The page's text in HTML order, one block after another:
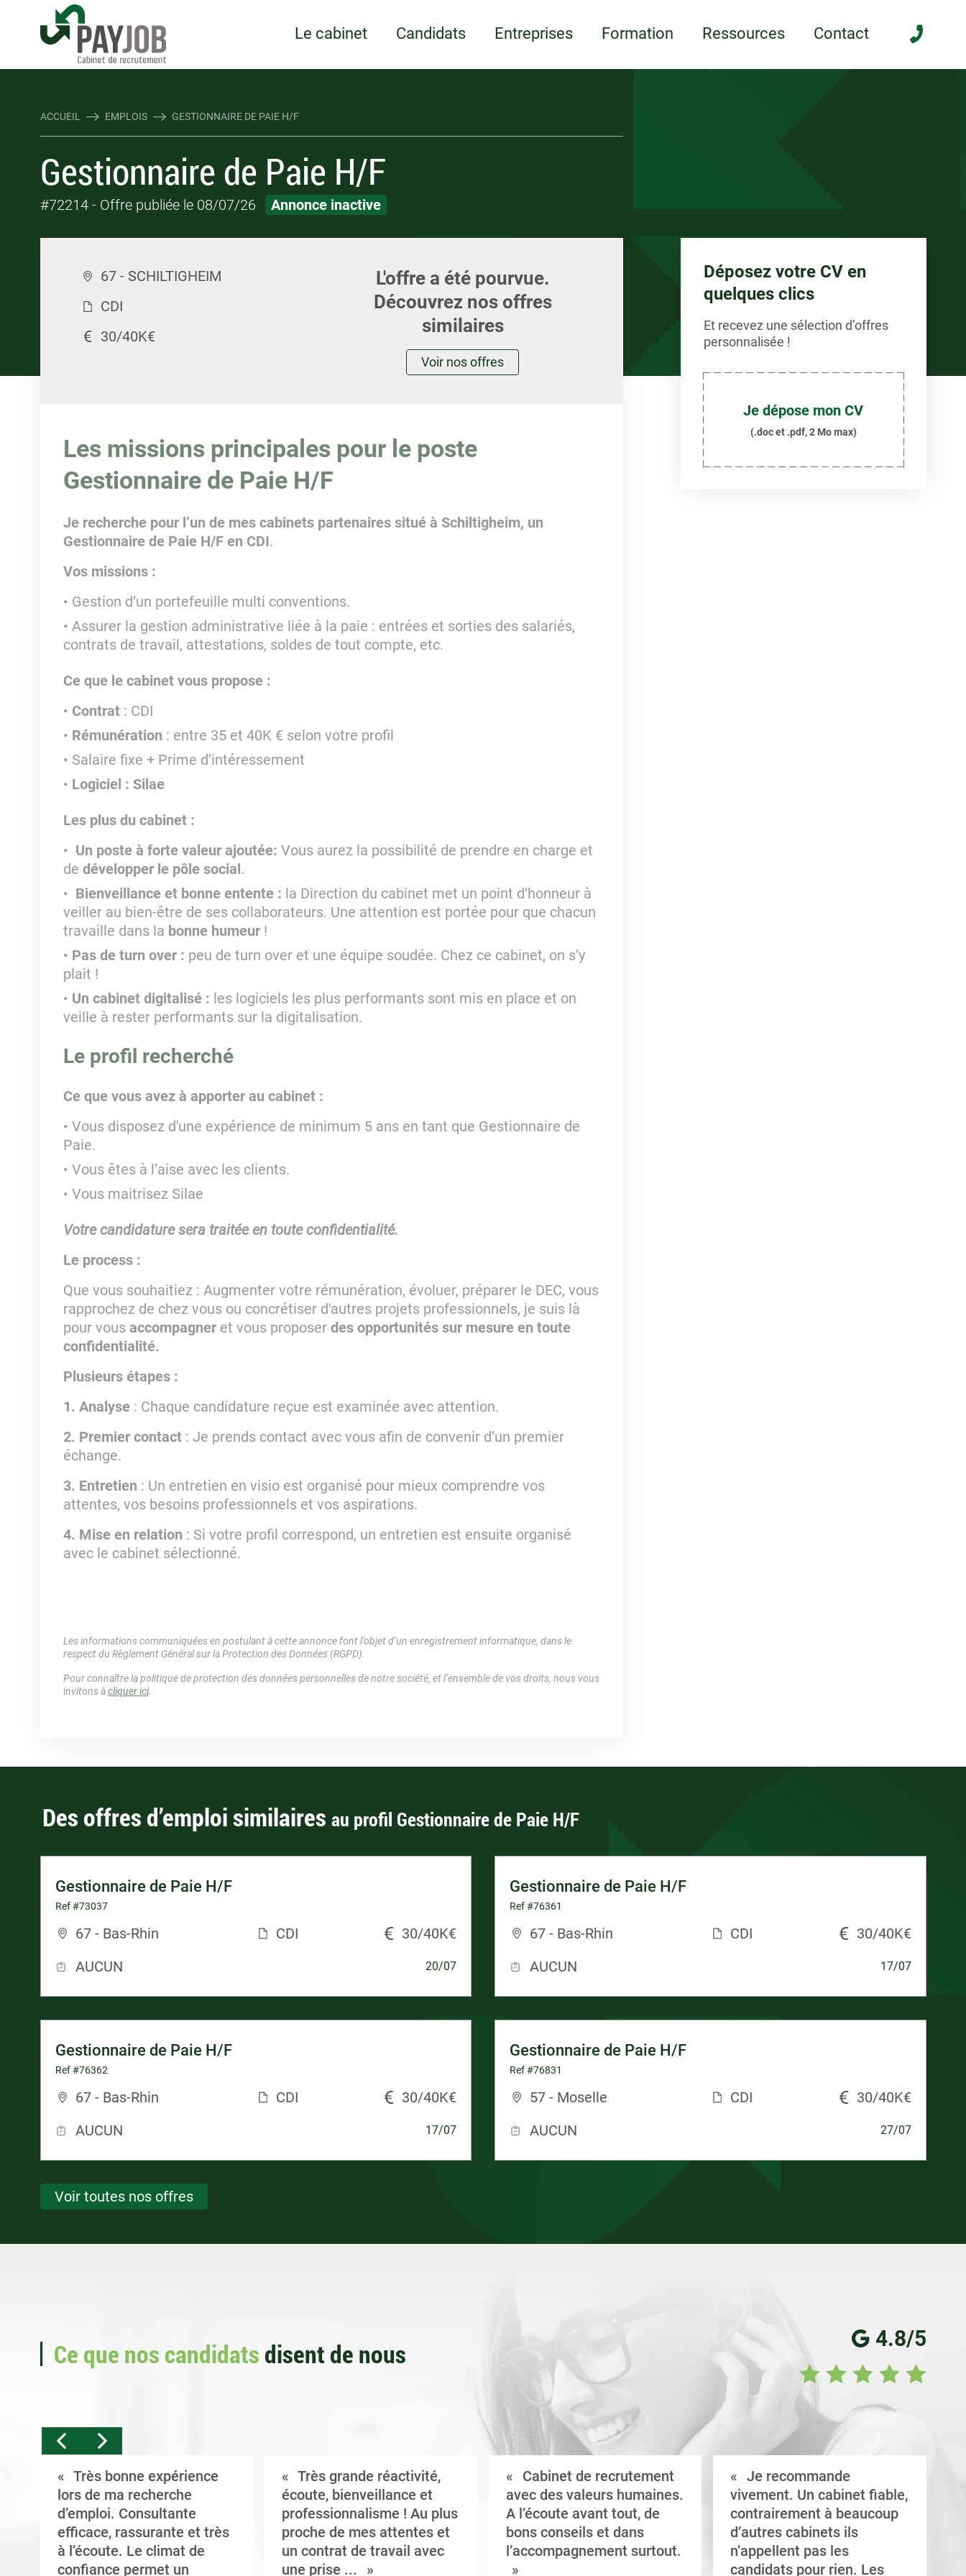
Le cabinet Candidats Entreprises Formation Ressources Contact
ACCUEIL EMPLOIS GESTIONNAIRE DE PAIE H/F
Gestionnaire de Paie H/F
#72214 - Offre publiée le 08/07/26 Annonce inactive
67 - SCHILTIGHEIM
CDI
30/40K€
L'offre a été pourvue.
Découvrez nos offres
similaires
Voir nos offres
Les missions principales pour le poste
Gestionnaire de Paie H/F
Je recherche pour l’un de mes cabinets partenaires situé à Schiltigheim, un
Gestionnaire de Paie H/F en CDI.
Vos missions :
Gestion d’un portefeuille multi conventions.
Assurer la gestion administrative liée à la paie : entrées et sorties des salariés,
contrats de travail, attestations, soldes de tout compte, etc.
Ce que le cabinet vous propose :
Contrat: CDI
Rémunération : entre 35 et 40K € selon votre profil
Salaire fixe + Prime d’intéressement
Logiciel : Silae
Les plus du cabinet :
Un poste à forte valeur ajoutée: Vous aurez la possibilité de prendre en charge et
de développer le pôle social.
Bienveillance et bonne entente : la Direction du cabinet met un point d’honneur à
veiller au bien-être de ses collaborateurs. Une attention est portée pour que chacun
travaille dans la bonne humeur!
Pas de turn over : peu de turn over et une équipe soudée. Chez ce cabinet, on s’y
plait !
Un cabinet digitalisé : les logiciels les plus performants sont mis en place et on
veille à rester performants sur la digitalisation.
Le profil recherché
Ce que vous avez à apporter au cabinet :
Vous disposez d'une expérience de minimum 5 ans en tant que Gestionnaire de
Paie.
Vous êtes à l’aise avec les clients.
Vous maitrisez Silae
Votre candidature sera traitée en toute confidentialité.
Le process :
Que vous souhaitiez : Augmenter votre rémunération, évoluer, préparer le DEC, vous
rapprochez de chez vous ou concrétiser d'autres projets professionnels, je suis là
pour vous accompagneret vous proposer des opportunités sur mesure en toute
confidentialité.
Plusieurs étapes :
1. Analyse : Chaque candidature reçue est examinée avec attention.
2. Premier contact: Je prends contact avec vous afin de convenir d’un premier
échange.
3. Entretien : Un entretien en visio est organisé pour mieux comprendre vos
attentes, vos besoins professionnels et vos aspirations.
4. Mise en relation : Si votre profil correspond, un entretien est ensuite organisé
avec le cabinet sélectionné.
Les informations communiquées en postulant à cette annonce font l’objet d’un enregistrement informatique, dans le
respect du Règlement Général sur la Protection des Données (RGPD).
Pour connaître la politique de protection des données personnelles de notre société, et l’ensemble de vos droits, nous vous
invitons àcliquer ici.
Déposez votre CV en
quelques clics
Et recevez une sélection d’offres
personnalisée !
Je dépose mon CV
(.doc et .pdf, 2 Mo max)
Des offres d’emploi similaires au profil Gestionnaire de Paie H/F
Gestionnaire de Paie H/F
Ref #73037
67 - Bas-Rhin CDI
30/40K€
AUCUN
20/07
Gestionnaire de Paie H/F
Ref #76361
67 - Bas-Rhin CDI
30/40K€
AUCUN
17/07
Gestionnaire de Paie H/F
Ref #76362
67 - Bas-Rhin CDI
30/40K€
AUCUN
17/07
Gestionnaire de Paie H/F
Ref #76831
57 - Moselle CDI
30/40K€
AUCUN
27/07
Voir toutes nos offres
4.8/5
Ce que nos candidats disent de nous
Très bonne expérience
lors de ma recherche
d’emploi. Consultante
efficace, rassurante et très
à l’écoute. Le climat de
confiance permet un
Très grande réactivité,
écoute, bienveillance et
professionnalisme ! Au plus
proche de mes attentes et
un contrat de travail avec
une prise ...
Cabinet de recrutement
avec des valeurs humaines.
A l’écoute avant tout, de
bons conseils et dans
l’accompagnement surtout.
Je recommande
vivement. Un cabinet fiable,
contrairement à beaucoup
d’autres cabinets ils
n’appellent pas les
candidats pour rien. Les